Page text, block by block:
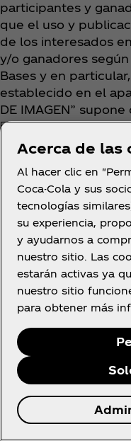
participantes y
que el uso y
de los interesados
y/o ganadores
Bases y en
establecido en el
DE IMAGEN”
datos personales
plataformas
de los medios y
reproduzcan,
públicamente los
ganadores, lo cual
comunicación
mundial, incluso a
territorio del
Terceras empresas
SERVICES tendrán
prestar servicios
tratamientos
SERVICES según lo
y/o funciones
datos serán puestos
encargados del
Acerca de las
Al hacer clic en
Coca-Cola y sus
tecnologías
su experiencia,
y ayudarnos a
nuestro sitio. Las
estarán activas ya
nuestro sitio
para obtener más